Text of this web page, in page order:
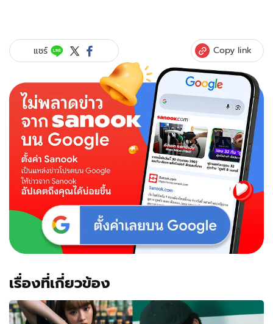
แชร์ Copy link
เรื่องที่เกี่ยวข้อง